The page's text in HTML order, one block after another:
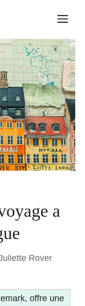
a
Rover
offre une